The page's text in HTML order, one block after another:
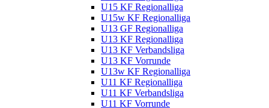
U15 KF Regionalliga
U15w KF Regionalliga
U13 GF Regionalliga
U13 KF Regionalliga
U13 KF Verbandsliga
U13 KF Vorrunde
U13w KF Regionalliga
U11 KF Regionalliga
U11 KF Verbandsliga
U11 KF Vorrunde